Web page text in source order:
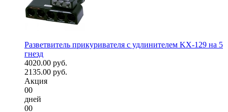
Разветвитель прикуривателя с удлинителем KX-129 на 5
гнезд
4020.00 руб.
2135.00 руб.
Акция
00
дней
00